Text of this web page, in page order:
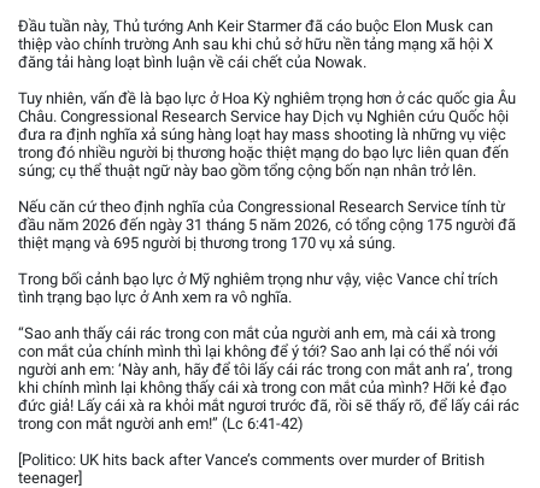
Đầu tuần này, Thủ tướng Anh Keir Starmer đã cáo buộc Elon Musk can
thiệp vào chính trường Anh sau khi chủ sở hữu nền tảng mạng xã hội X
đăng tải hàng loạt bình luận về cái chết của Nowak.
Tuy nhiên, vấn đề là bạo lực ở Hoa Kỳ nghiêm trọng hơn ở các quốc gia Âu
Châu. Congressional Research Service hay Dịch vụ Nghiên cứu Quốc hội
đưa ra định nghĩa xả súng hàng loạt hay mass shooting là những vụ việc
trong đó nhiều người bị thương hoặc thiệt mạng do bạo lực liên quan đến
súng; cụ thể thuật ngữ này bao gồm tổng cộng bốn nạn nhân trở lên.
Nếu căn cứ theo định nghĩa của Congressional Research Service tính từ
đầu năm 2026 đến ngày 31 tháng 5 năm 2026, có tổng cộng 175 người đã
thiệt mạng và 695 người bị thương trong 170 vụ xả súng.
Trong bối cảnh bạo lực ở Mỹ nghiêm trọng như vậy, việc Vance chỉ trích
tình trạng bạo lực ở Anh xem ra vô nghĩa.
“Sao anh thấy cái rác trong con mắt của người anh em, mà cái xà trong
con mắt của chính mình thì lại không để ý tới? Sao anh lại có thể nói với
người anh em: ‘Này anh, hãy để tôi lấy cái rác trong con mắt anh ra’, trong
khi chính mình lại không thấy cái xà trong con mắt của mình? Hỡi kẻ đạo
đức giả! Lấy cái xà ra khỏi mắt ngươi trước đã, rồi sẽ thấy rõ, để lấy cái rác
trong con mắt người anh em!” (Lc 6:41-42)
[Politico: UK hits back after Vance’s comments over murder of British
teenager]